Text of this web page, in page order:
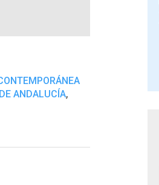
ANDALUCÍA,